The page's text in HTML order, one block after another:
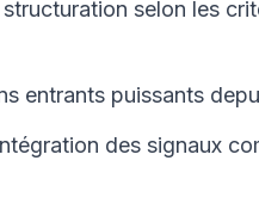
selon les
entrants puissants
des signaux